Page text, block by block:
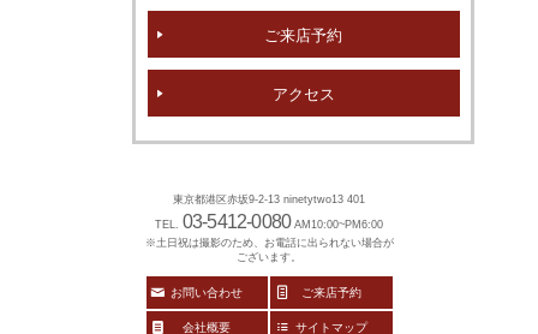
ご来店予約
アクセス
東京都港区赤坂9-2-13 ninetytwo13 401
TEL. 03-5412-0080 AM10:00~PM6:00
※土日祝は撮影のため、お電話に出られない場合が
ございます。
お問い合わせ ご来店予約
会社概要 サイトマップ